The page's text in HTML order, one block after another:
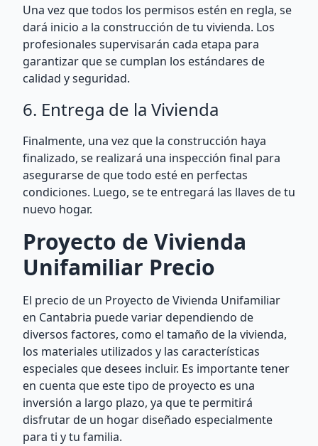
Una vez que todos los permisos estén en regla, se
dará inicio a la construcción de tu vivienda. Los
profesionales supervisarán cada etapa para
garantizar que se cumplan los estándares de
calidad y seguridad.
6. Entrega de la Vivienda
Finalmente, una vez que la construcción haya
finalizado, se realizará una inspección final para
asegurarse de que todo esté en perfectas
condiciones. Luego, se te entregará las llaves de tu
nuevo hogar.
Proyecto de Vivienda
Unifamiliar Precio
El precio de un Proyecto de Vivienda Unifamiliar
en Cantabria puede variar dependiendo de
diversos factores, como el tamaño de la vivienda,
los materiales utilizados y las características
especiales que desees incluir. Es importante tener
en cuenta que este tipo de proyecto es una
inversión a largo plazo, ya que te permitirá
disfrutar de un hogar diseñado especialmente
para ti y tu familia.